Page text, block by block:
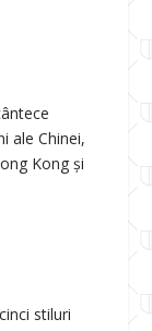
ale Chinei,
Kong și
stiluri